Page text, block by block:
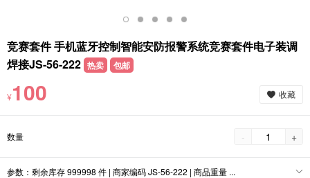
竞赛套件 手机蓝牙控制智能安防报警系统竞赛套件电子装调
焊接JS-56-222 热卖 包邮
¥100 收藏
数量 - +
参数：剩余库存 999998 件 | 商家编码 JS-56-222 | 商品重量 ...